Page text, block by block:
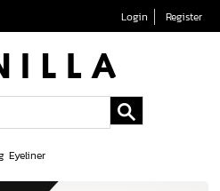
Login Register
Eyeliner